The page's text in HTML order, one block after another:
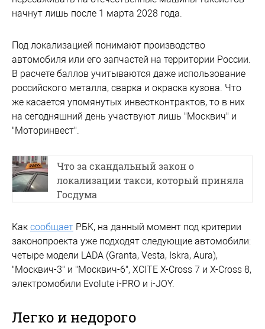
начнут лишь после 1 марта 2028 года.
Под локализацией понимают производство
автомобиля или его запчастей на территории России.
В расчете баллов учитываются даже использование
российского металла, сварка и окраска кузова. Что
же касается упомянутых инвестконтрактов, то в них
на сегодняшний день участвуют лишь "Москвич" и
"Моторинвест".
Что за скандальный закон о
локализации такси, который приняла
Госдума
Как сообщает РБК, на данный момент под критерии
законопроекта уже подходят следующие автомобили:
четыре модели LADA (Granta, Vesta, Iskra, Aura),
"Москвич-3" и "Москвич-6", XCITE X-Cross 7 и X-Cross 8,
электромобили Evolute i-PRO и i-JOY.
Легко и недорого